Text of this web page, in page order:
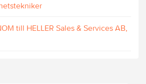
till HELLER Sales & Services AB,